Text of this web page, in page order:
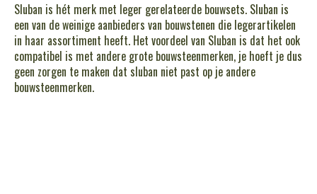
Sluban is hét merk met leger gerelateerde bouwsets. Sluban is
een van de weinige aanbieders van bouwstenen die legerartikelen
in haar assortiment heeft. Het voordeel van Sluban is dat het ook
compatibel is met andere grote bouwsteenmerken, je hoeft je dus
geen zorgen te maken dat sluban niet past op je andere
bouwsteenmerken.